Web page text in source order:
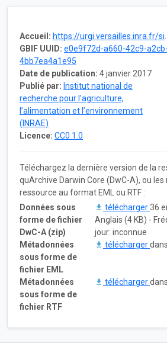
Accueil: https://urgi.versailles.inra.fr/siregal/siregal/grc.do
GBIF UUID: e0e9f72d-a660-42c9-a2cb-
4bb7ea4a1e95
Date de publication: 4 janvier 2017
Publié par: Institut national de
recherche pour l’agriculture,
l’alimentation et l’environnement
(INRAE)
Licence: CC0 1.0
Téléchargez la dernière version de la
quArchive Darwin Core (DwC-A), ou
ressource au format EML ou RTF :
Données sous
forme de fichier
DwC-A (zip)
télécharger36
Anglais (4 KB) -
jour: inconnue
Métadonnées
sous forme de
fichier EML
télécharger
Métadonnées
sous forme de
fichier RTF
télécharger